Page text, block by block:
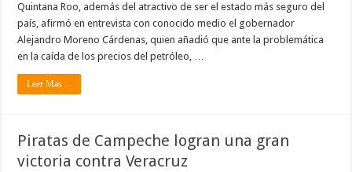
Quintana Roo, además del atractivo de ser el estado más seguro del
país, afirmó en entrevista con conocido medio el gobernador
Alejandro Moreno Cárdenas, quien añadió que ante la problemática
en la caída de los precios del petróleo, …
Leer Mas ...
Piratas de Campeche logran una gran
victoria contra Veracruz